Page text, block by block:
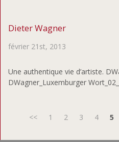
Dieter Wagner
février 21st, 2013
Une authentique vie d’artiste.
DWagner_Luxemburger
<< 1 2 3 4 5